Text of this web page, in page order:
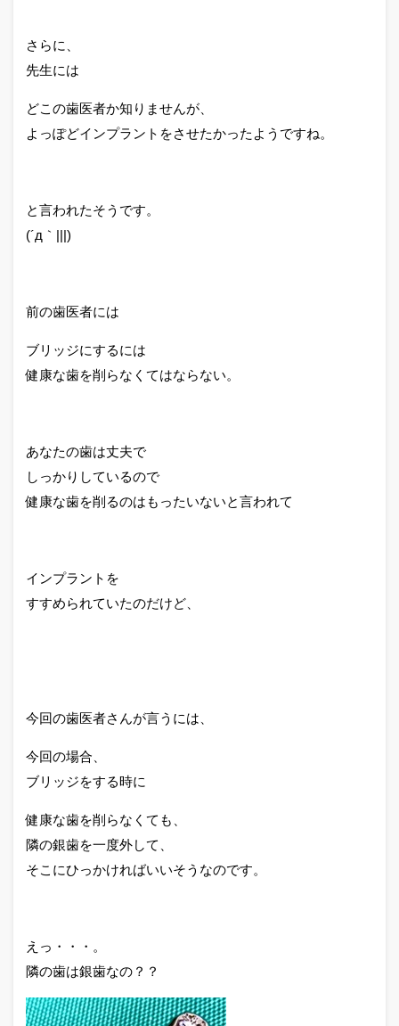
さらに、
先生には
どこの歯医者か知りませんが、
よっぽどインプラントをさせたかったようですね。
と言われたそうです。
(´д｀|||)
前の歯医者には
ブリッジにするには
健康な歯を削らなくてはならない。
あなたの歯は丈夫で
しっかりしているので
健康な歯を削るのはもったいないと言われて
インプラントを
すすめられていたのだけど、
今回の歯医者さんが言うには、
今回の場合、
ブリッジをする時に
健康な歯を削らなくても、
隣の銀歯を一度外して、
そこにひっかければいいそうなのです。
えっ・・・。
隣の歯は銀歯なの？？